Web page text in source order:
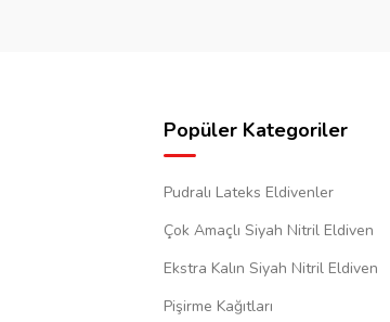
Popüler Kategoriler
Pudralı Lateks Eldivenler
Çok Amaçlı Siyah Nitril Eldiven
Ekstra Kalın Siyah Nitril Eldiven
Pişirme Kağıtları